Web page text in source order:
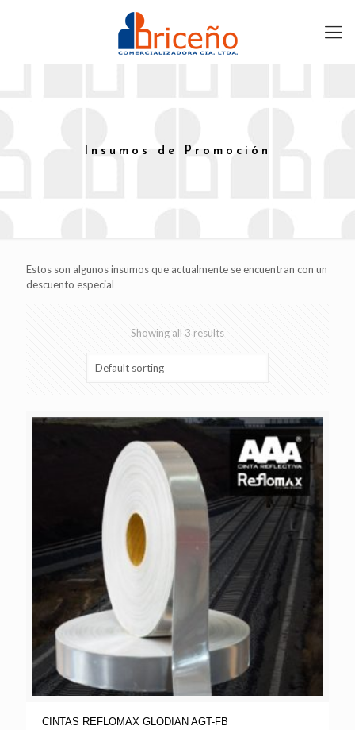
Insumos de Promoción
Estos son algunos insumos que actualmente se encuentran con un
descuento especial
Showing all 3 results
CINTAS REFLOMAX GLODIAN AGT-FB